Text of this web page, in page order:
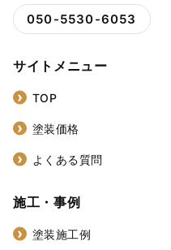
050-5530-6053
サイトメニュー
TOP
塗装価格
よくある質問
施工・事例
塗装施工例